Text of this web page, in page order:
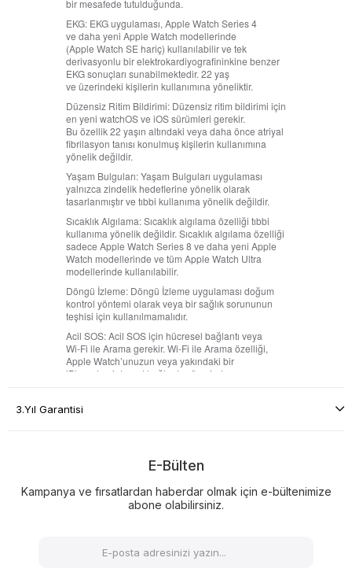
3.Yıl Garantisi
E-Bülten
Kampanya ve fırsatlardan haberdar olmak için e-bültenimize
abone olabilirsiniz.